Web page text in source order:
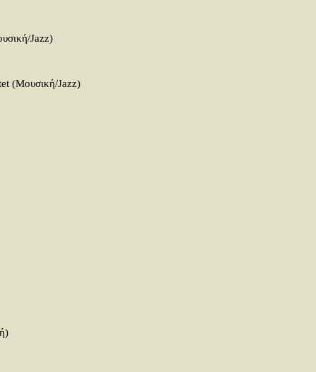
Jazz)
(Μουσική/Jazz)